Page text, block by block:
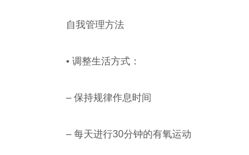
自我管理方法
• 调整生活方式：
– 保持规律作息时间
– 每天进行30分钟的有氧运动